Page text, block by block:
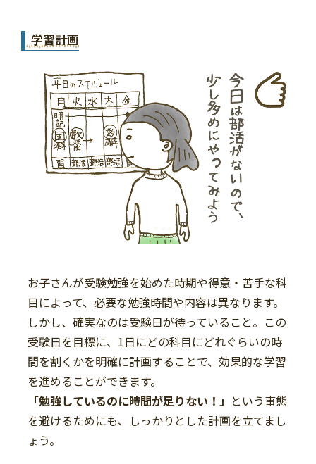
学習計画
お子さんが受験勉強を始めた時期や得意・苦手な科
目によって、必要な勉強時間や内容は異なります。
しかし、確実なのは受験日が待っていること。この
受験日を目標に、1日にどの科目にどれぐらいの時
間を割くかを明確に計画することで、効果的な学習
を進めることができます。
「勉強しているのに時間が足りない！」 という事態
を避けるためにも、しっかりとした計画を立てまし
ょう。